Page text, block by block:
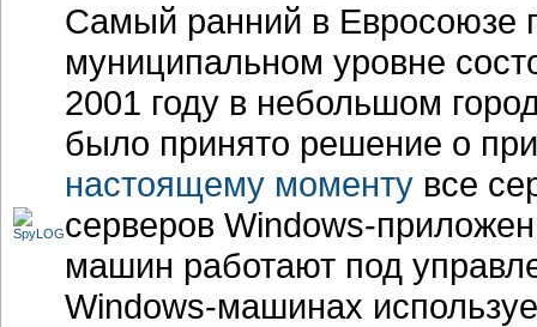
Самый ранний в Евросоюзе
муниципальном уровне
2001 году в небольшом
было принято решение о
настоящему моменту все
серверов Windows-
машин работают под
Windows-машинах